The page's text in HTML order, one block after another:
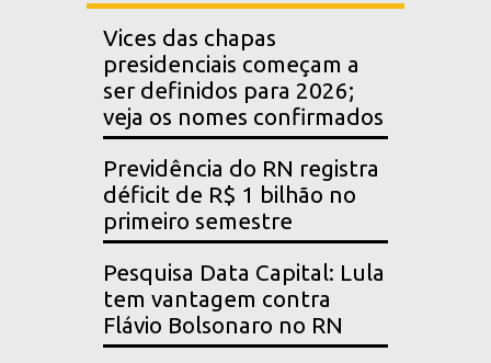
Vices das chapas
presidenciais começam a
ser definidos para 2026;
veja os nomes confirmados
Previdência do RN registra
déficit de R$ 1 bilhão no
primeiro semestre
Pesquisa Data Capital: Lula
tem vantagem contra
Flávio Bolsonaro no RN